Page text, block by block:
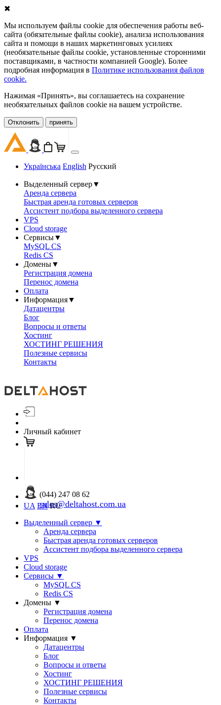
✖
Мы используем файлы cookie для обеспечения работы веб-
сайта (обязательные файлы cookie), анализа использования
сайта и помощи в наших маркетинговых усилиях
(необязательные файлы cookie, установленные сторонними
поставщиками, в частности компанией Google). Более
подробная информация в Политике использования файлов
cookie.
Нажимая «Принять», вы соглашаетесь на сохранение
необязательных файлов cookie на вашем устройстве.
Oтклонить принять
Українська English Русский
Выделенный сервер▼
Аренда сервера
Быстрая аренда готовых серверов
Ассистент подбора выделенного сервера
VPS
Cloud storage
Сервисы▼
MySQL CS
Redis CS
Домены▼
Регистрация домена
Перенос домена
Оплата
Информация▼
Датацентры
Блог
Вопросы и ответы
Хостинг
ХОСТИНГ РЕШЕНИЯ
Полезные сервисы
Контакты
Личный кабинет
(044) 247 08 62
sales@deltahost.com.ua
UA EN RU
Выделенный сервер ▼
Аренда сервера
Быстрая аренда готовых серверов
Ассистент подбора выделенного сервера
VPS
Cloud storage
Сервисы ▼
MySQL CS
Redis CS
Домены ▼
Регистрация домена
Перенос домена
Оплата
Информация ▼
Датацентры
Блог
Вопросы и ответы
Хостинг
ХОСТИНГ РЕШЕНИЯ
Полезные сервисы
Контакты